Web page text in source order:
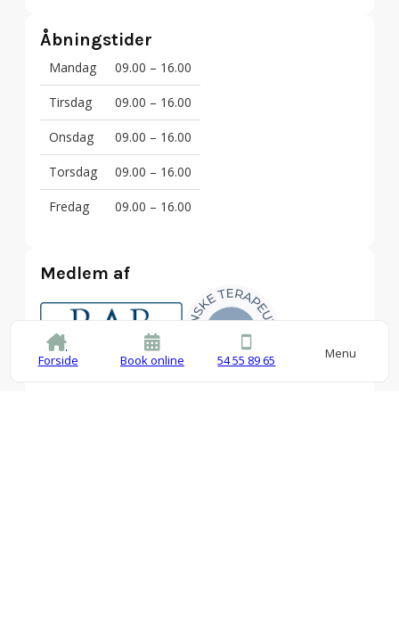
Forside Book online 54 55 89 65 Menu
Åbningstider
Mandag 09.00 – 16.00
Tirsdag 09.00 – 16.00
Onsdag 09.00 – 16.00
Torsdag 09.00 – 16.00
Fredag 09.00 – 16.00
Medlem af